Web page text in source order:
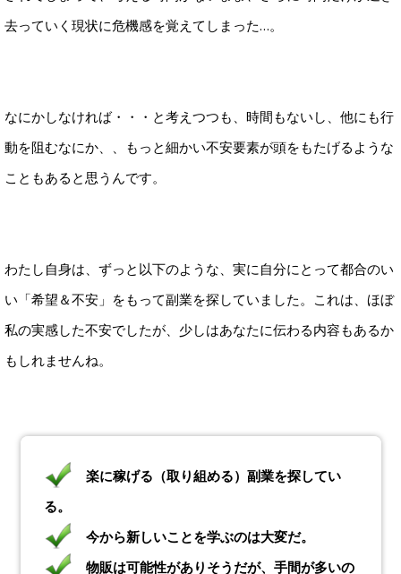
去っていく現状に危機感を覚えてしまった…。
なにかしなければ・・・と考えつつも、時間もないし、他にも行
動を阻むなにか、、もっと細かい不安要素が頭をもたげるような
こともあると思うんです。
わたし自身は、ずっと以下のような、実に自分にとって都合のい
い「希望＆不安」をもって副業を探していました。これは、ほぼ
私の実感した不安でしたが、少しはあなたに伝わる内容もあるか
もしれませんね。
楽に稼げる（取り組める）副業を探してい
る。
今から新しいことを学ぶのは大変だ。
物販は可能性がありそうだが、手間が多いの